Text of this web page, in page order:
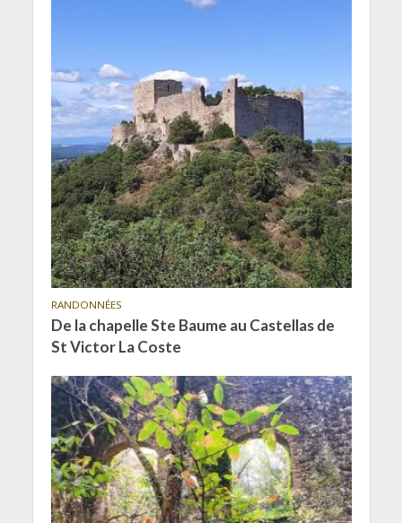
RANDONNÉES
De la chapelle Ste Baume au Castellas de
St Victor La Coste